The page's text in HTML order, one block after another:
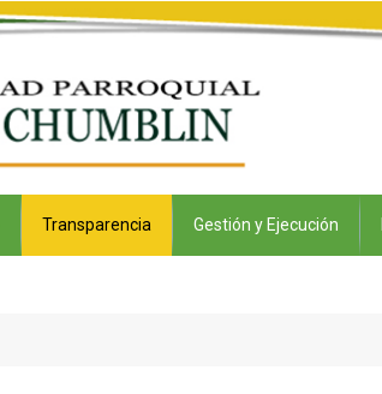
Transparencia Gestión y Ejecución